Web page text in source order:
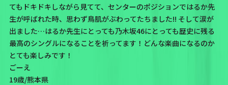
てもドキドキしながら見てて、センターのポジションではるか先
生が呼ばれた時、思わず鳥肌がぶわってたちました!! そして涙が
出ました…はるか先生にとっても乃木坂46にとっても歴史に残る
最高のシングルになることを祈ってます！どんな楽曲になるのか
とても楽しみです！
ごーえ
19歳/熊本県